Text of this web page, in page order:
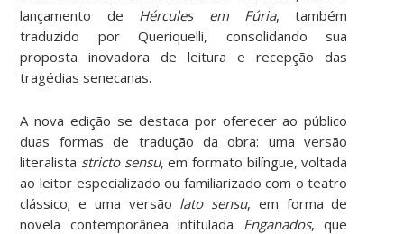
lançamento de Hércules em Fúria, também
traduzido por Queriquelli, consolidando sua
proposta inovadora de leitura e recepção das
tragédias senecanas.
A nova edição se destaca por oferecer ao público
duas formas de tradução da obra: uma versão
literalista stricto sensu, em formato bilíngue, voltada
ao leitor especializado ou familiarizado com o teatro
clássico; e uma versão lato sensu, em forma de
novela contemporânea intitulada Enganados, que